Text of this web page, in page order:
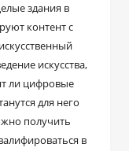
здания в
контент с
искусства,
ли цифровые
для него
получить
в